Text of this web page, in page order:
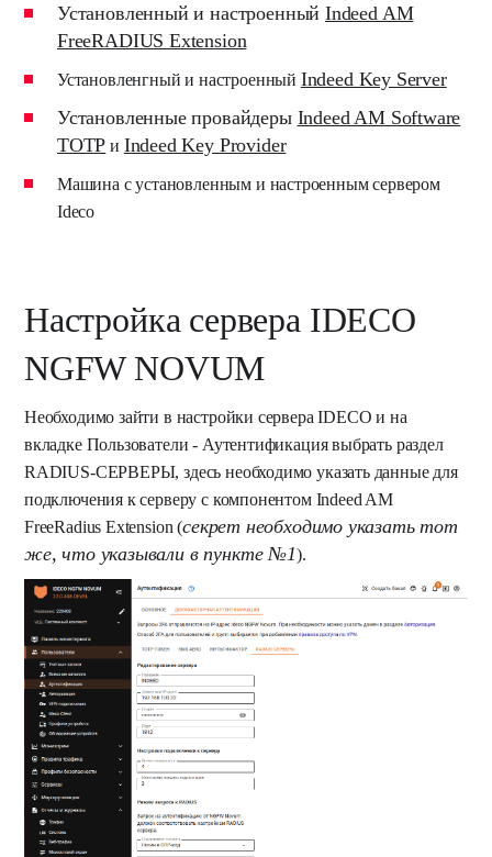
Установленный и настроенный Indeed AM
FreeRADIUS Extension
Установленгный и настроенный Indeed Key Server
Установленные провайдеры Indeed AM Software
TOTP и Indeed Key Provider
Машина с установленным и настроенным сервером
Ideco
Настройка сервера IDECO
NGFW NOVUM
Необходимо зайти в настройки сервера IDECO и на
вкладке Пользователи - Аутентификация выбрать раздел
RADIUS-СЕРВЕРЫ, здесь необходимо указать данные для
подключения к серверу с компонентом Indeed AM
FreeRadius Extension (секрет необходимо указать тот
же, что указывали в пункте №1).